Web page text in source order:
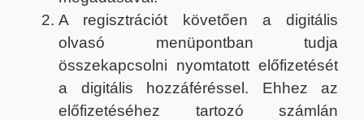
A regisztrációt követően a digitális
olvasó menüpontban tudja
összekapcsolni nyomtatott előfizetését
a digitális hozzáféréssel. Ehhez az
előfizetéséhez tartozó számlán